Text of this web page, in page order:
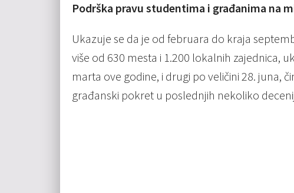
Podrška pravu studentima i građanima na
Ukazuje se da je od februara do kraja
više od 630 mesta i 1.200 lokalnih zajednica,
marta ove godine, i drugi po veličini 28. juna,
građanski pokret u poslednjih nekoliko